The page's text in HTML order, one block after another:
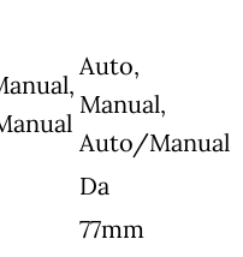
Auto,
Manual,
Auto/Manual
Da
77mm